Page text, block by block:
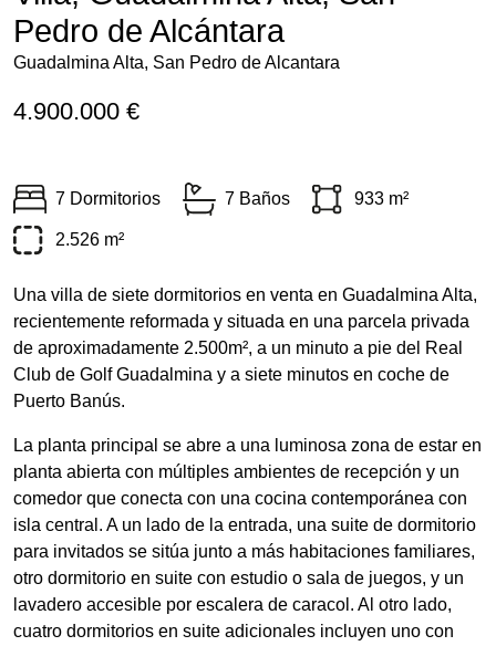
Pedro de Alcántara
Guadalmina Alta, San Pedro de Alcantara
4.900.000 €
7 Dormitorios 7 Baños 933 m²
2.526 m²
Una villa de siete dormitorios en venta en Guadalmina Alta,
recientemente reformada y situada en una parcela privada
de aproximadamente 2.500m², a un minuto a pie del Real
Club de Golf Guadalmina y a siete minutos en coche de
Puerto Banús.
La planta principal se abre a una luminosa zona de estar en
planta abierta con múltiples ambientes de recepción y un
comedor que conecta con una cocina contemporánea con
isla central. A un lado de la entrada, una suite de dormitorio
para invitados se sitúa junto a más habitaciones familiares,
otro dormitorio en suite con estudio o sala de juegos, y un
lavadero accesible por escalera de caracol. Al otro lado,
cuatro dormitorios en suite adicionales incluyen uno con